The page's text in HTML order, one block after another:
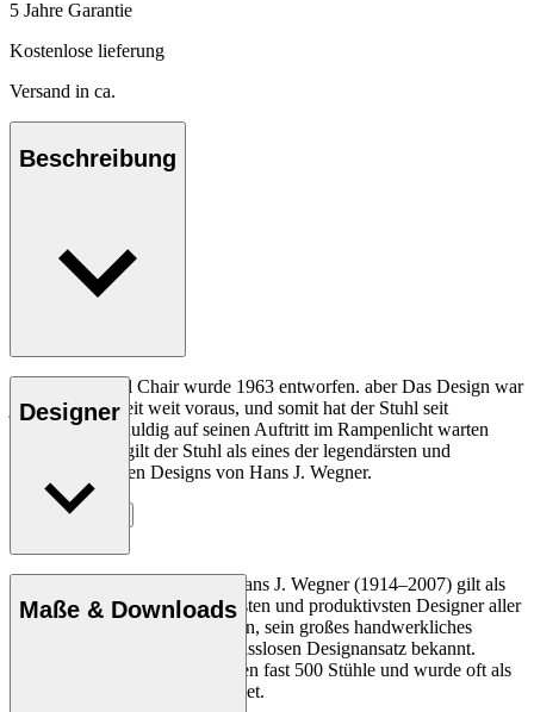
5 Jahre Garantie
Kostenlose lieferung
Versand in ca.
Beschreibung
Der CH07 Shell Chair wurde 1963 entworfen. aber Das Design war
jedoch seiner Zeit weit voraus, und somit hat der Stuhl seit
Jahrzehnten geduldig auf seinen Auftritt im Rampenlicht warten
müssen. Heute gilt der Stuhl als eines der legendärsten und
bahnbrechendsten Designs von Hans J. Wegner.
Entdecke mehr
Designer
Der dänische Möbeldesigner Hans J. Wegner (1914–2007) gilt als
einer der kreativsten, innovativsten und produktivsten Designer aller
Zeiten und ist für seine Präzision, sein großes handwerkliches
Geschick und seinen kompromisslosen Designansatz bekannt.
Wegner entwarf in seinem Leben fast 500 Stühle und wurde oft als
der Meister des Stuhls bezeichnet.
Maße & Downloads